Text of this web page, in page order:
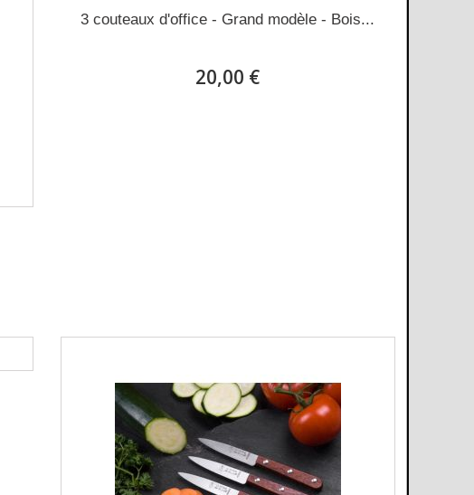
3 couteaux d'office - Grand modèle - Bois...
20,00 €